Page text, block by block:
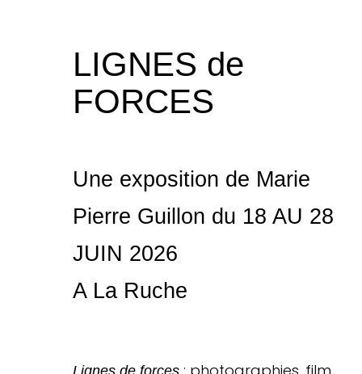
LIGNES de
FORCES
Une exposition de Marie
Pierre Guillon du 18 AU 28
JUIN 2026
A La Ruche
Lignes de forces